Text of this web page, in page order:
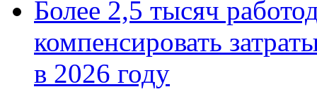
Более 2,5 тысяч
компенсировать
в 2026 году